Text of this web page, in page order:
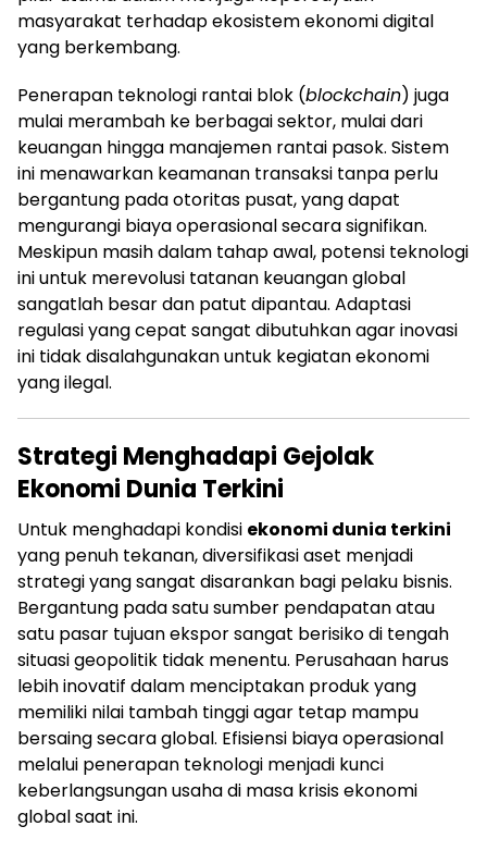
masyarakat terhadap ekosistem ekonomi digital
yang berkembang.
Penerapan teknologi rantai blok (blockchain) juga
mulai merambah ke berbagai sektor, mulai dari
keuangan hingga manajemen rantai pasok. Sistem
ini menawarkan keamanan transaksi tanpa perlu
bergantung pada otoritas pusat, yang dapat
mengurangi biaya operasional secara signifikan.
Meskipun masih dalam tahap awal, potensi teknologi
ini untuk merevolusi tatanan keuangan global
sangatlah besar dan patut dipantau. Adaptasi
regulasi yang cepat sangat dibutuhkan agar inovasi
ini tidak disalahgunakan untuk kegiatan ekonomi
yang ilegal.
Strategi Menghadapi Gejolak
Ekonomi Dunia Terkini
Untuk menghadapi kondisi ekonomi dunia terkini
yang penuh tekanan, diversifikasi aset menjadi
strategi yang sangat disarankan bagi pelaku bisnis.
Bergantung pada satu sumber pendapatan atau
satu pasar tujuan ekspor sangat berisiko di tengah
situasi geopolitik tidak menentu. Perusahaan harus
lebih inovatif dalam menciptakan produk yang
memiliki nilai tambah tinggi agar tetap mampu
bersaing secara global. Efisiensi biaya operasional
melalui penerapan teknologi menjadi kunci
keberlangsungan usaha di masa krisis ekonomi
global saat ini.